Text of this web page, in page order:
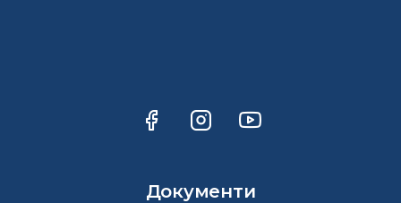
Документи